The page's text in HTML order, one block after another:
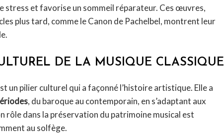
stress et favorise un sommeil réparateur. Ces œuvres,
plus tard, comme le Canon de Pachelbel, montrent leur
DE LA MUSIQUE CLASSIQUE
un pilier culturel qui a façonné l’histoire artistique. Elle a
, du baroque au contemporain, en s’adaptant aux
rôle dans la préservation du patrimoine musical est
au solfège.